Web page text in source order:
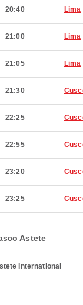
20:40 Lima
21:00 Lima
21:05 Lima
21:30
22:25
22:55
23:20
23:25
Astete
International